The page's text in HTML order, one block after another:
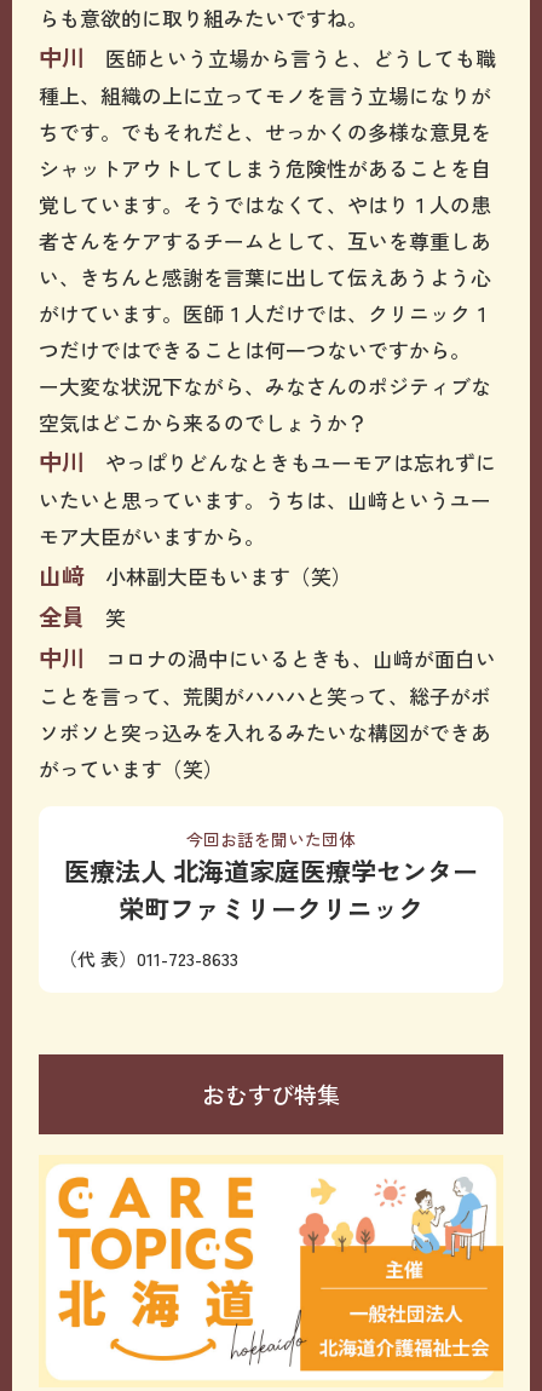
らも意欲的に取り組みたいですね。
中川 医師という立場から言うと、どうしても職
種上、組織の上に立ってモノを言う立場になりが
ちです。でもそれだと、せっかくの多様な意見を
シャットアウトしてしまう危険性があることを自
覚しています。そうではなくて、やはり１人の患
者さんをケアするチームとして、互いを尊重しあ
い、きちんと感謝を言葉に出して伝えあうよう心
がけています。医師１人だけでは、クリニック１
つだけではできることは何一つないですから。
ー大変な状況下ながら、みなさんのポジティブな
空気はどこから来るのでしょうか？
中川 やっぱりどんなときもユーモアは忘れずに
いたいと思っています。うちは、山﨑というユー
モア大臣がいますから。
山﨑 小林副大臣もいます（笑）
全員 笑
中川 コロナの渦中にいるときも、山﨑が面白い
ことを言って、荒関がハハハと笑って、総子がボ
ソボソと突っ込みを入れるみたいな構図ができあ
がっています（笑）
今回お話を聞いた団体
医療法人 北海道家庭医療学センター
栄町ファミリークリニック
（代 表）011-723-8633
おむすび特集